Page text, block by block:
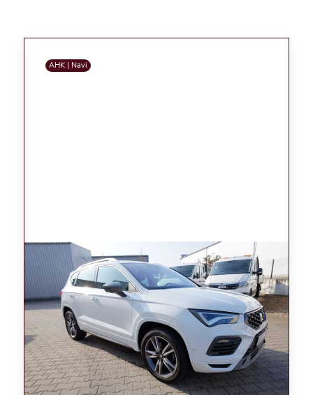
AHK | Navi